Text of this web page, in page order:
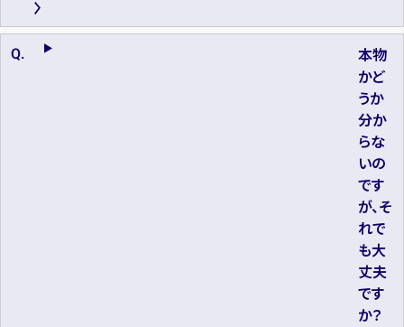
本物
かど
うか
分か
らな
いの
です
が、そ
れで
も大
丈夫
です
か？